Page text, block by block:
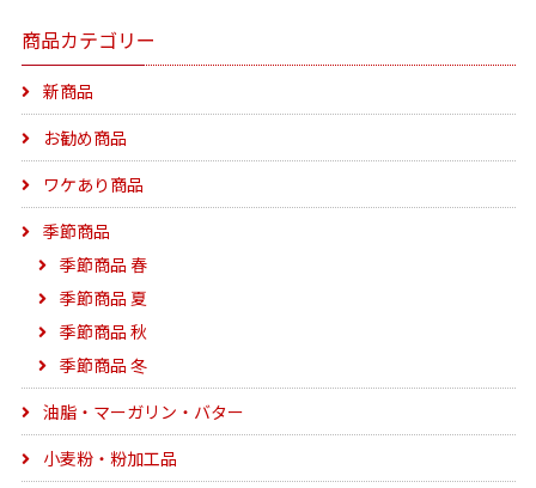
商品カテゴリー
新商品
お勧め商品
ワケあり商品
季節商品
季節商品 春
季節商品 夏
季節商品 秋
季節商品 冬
油脂・マーガリン・バター
小麦粉・粉加工品